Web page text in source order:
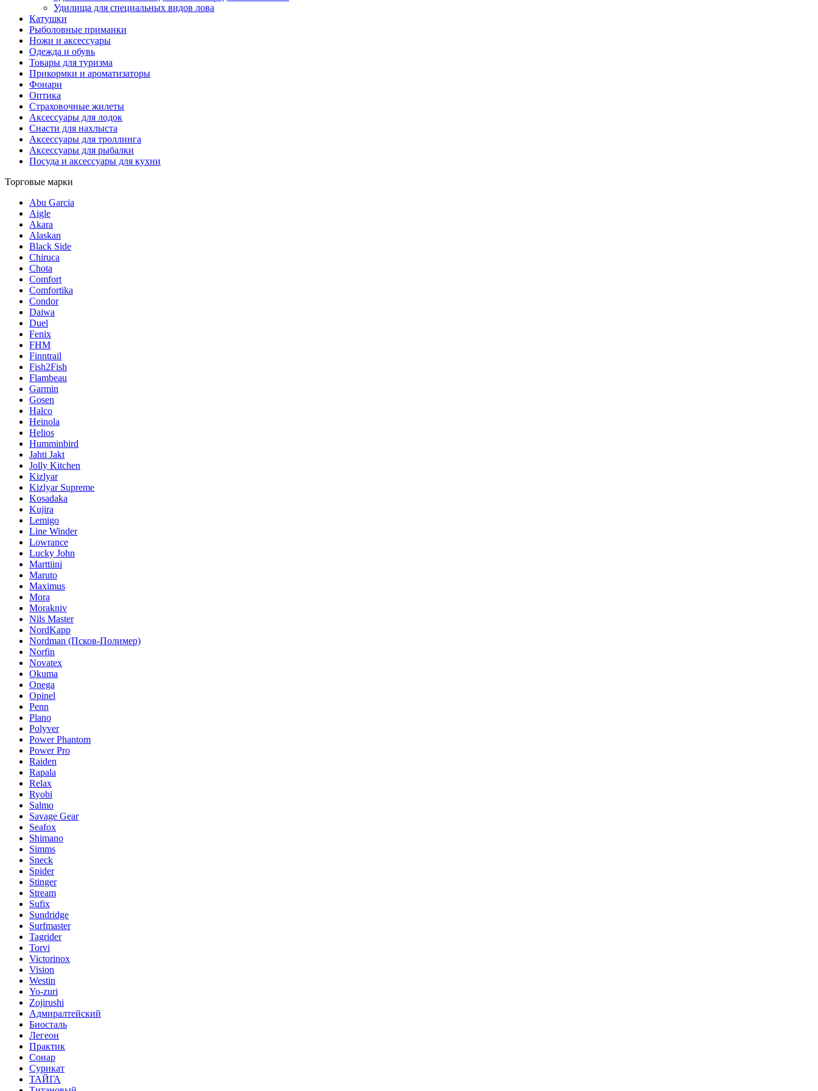
Удилища для специальных видов лова
Катушки
Рыболовные приманки
Ножи и аксессуары
Одежда и обувь
Товары для туризма
Прикормки и ароматизаторы
Фонари
Оптика
Страховочные жилеты
Аксессуары для лодок
Снасти для нахлыста
Аксессуары для троллинга
Аксессуары для рыбалки
Посуда и аксессуары для кухни
Торговые марки
Abu Garcia
Aigle
Akara
Alaskan
Black Side
Chiruca
Chota
Comfort
Comfortika
Condor
Daiwa
Duel
Fenix
FHM
Finntrail
Fish2Fish
Flambeau
Garmin
Gosen
Halco
Heinola
Helios
Humminbird
Jahti Jakt
Jolly Kitchen
Kizlyar
Kizlyar Supreme
Kosadaka
Kujira
Lemigo
Line Winder
Lowrance
Lucky John
Marttiini
Maruto
Maximus
Mora
Morakniv
Nils Master
NordKapp
Nordman (Псков-Полимер)
Norfin
Novatex
Okuma
Onega
Opinel
Penn
Plano
Polyver
Power Phantom
Power Pro
Raiden
Rapala
Relax
Ryobi
Salmo
Savage Gear
Seafox
Shimano
Simms
Sneck
Spider
Stinger
Stream
Sufix
Sundridge
Surfmaster
Tagrider
Torvi
Victorinox
Vision
Westin
Yo-zuri
Zojirushi
Адмиралтейский
Биосталь
Легеон
Практик
Сонар
Сурикат
ТАЙГА